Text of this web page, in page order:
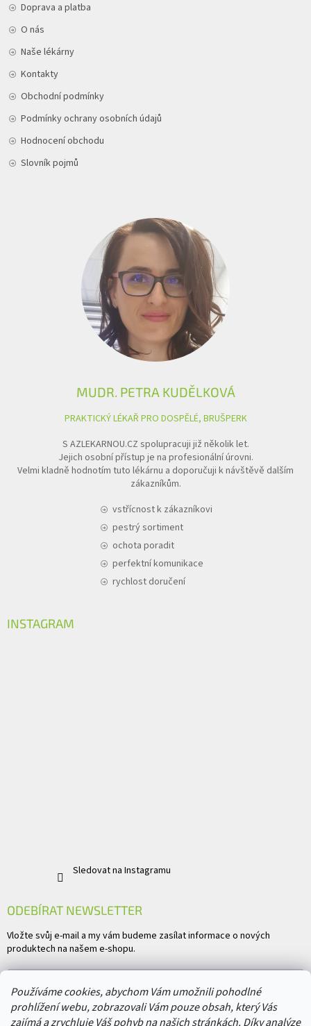
Používáme cookies, abychom Vám umožnili pohodlné
prohlížení webu, zobrazovali Vám pouze obsah, který Vás
zajímá a zrychluje Váš pohyb na našich stránkách. Díky analýze
Doprava a platba
O nás
Naše lékárny
Kontakty
Obchodní podmínky
Podmínky ochrany osobních údajů
Hodnocení obchodu
Slovník pojmů
MUDR. PETRA KUDĚLKOVÁ
PRAKTICKÝ LÉKAŘ PRO DOSPĚLÉ, BRUŠPERK
S AZLEKARNOU.CZ spolupracuji již několik let.
Jejich osobní přístup je na profesionální úrovni.
Velmi kladně hodnotím tuto lékárnu a doporučuji k návštěvě dalším
zákazníkům.
vstřícnost k zákazníkovi
pestrý sortiment
ochota poradit
perfektní komunikace
rychlost doručení
INSTAGRAM
Sledovat na Instagramu
ODEBÍRAT NEWSLETTER
Vložte svůj e-mail a my vám budeme zasílat informace o nových
produktech na našem e-shopu.
Vložením e-mailu souhlasíte spodmínkami ochrany osobních údajů